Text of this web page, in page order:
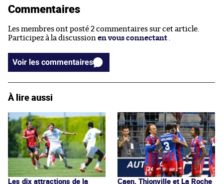
Commentaires
Les membres ont posté 2 commentaires sur cet article.
Participez à la discussion en vous connectant
Voir les commentaires
À lire aussi
Les dix attractions de la
Caen, Thionville et La Roche